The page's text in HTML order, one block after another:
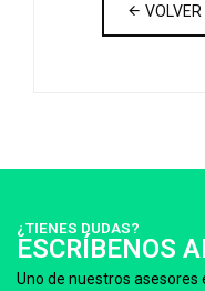
¿TIENES DUDAS?
ESCRÍBENOS
Uno de nuestros